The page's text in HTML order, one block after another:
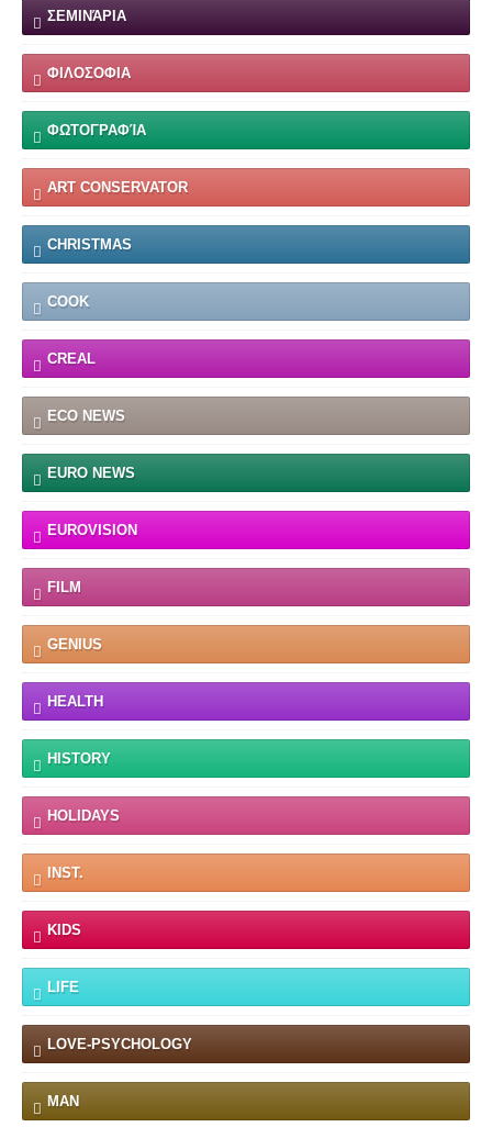
ΣΕΜΙΝΆΡΙΑ
ΦΙΛΟΣΟΦΙΑ
ΦΩΤΟΓΡΑΦΊΑ
ART CONSERVATOR
CHRISTMAS
COOK
CREAL
ECO NEWS
EURO NEWS
EUROVISION
FILM
GENIUS
HEALTH
HISTORY
HOLIDAYS
INST.
KIDS
LIFE
LOVE-PSYCHOLOGY
MAN